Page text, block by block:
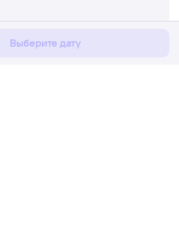
12 13 14 15 16
Выберите дату